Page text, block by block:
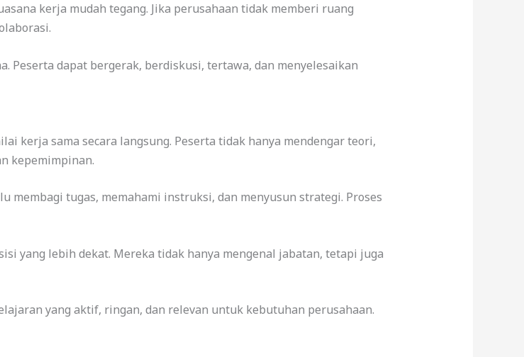
kerja mudah tegang. Jika perusahaan tidak memberi ruang
Peserta dapat bergerak, berdiskusi, tertawa, dan menyelesaikan
kerja sama secara langsung. Peserta tidak hanya mendengar teori,
kepemimpinan.
membagi tugas, memahami instruksi, dan menyusun strategi. Proses
yang lebih dekat. Mereka tidak hanya mengenal jabatan, tetapi juga
yang aktif, ringan, dan relevan untuk kebutuhan perusahaan.